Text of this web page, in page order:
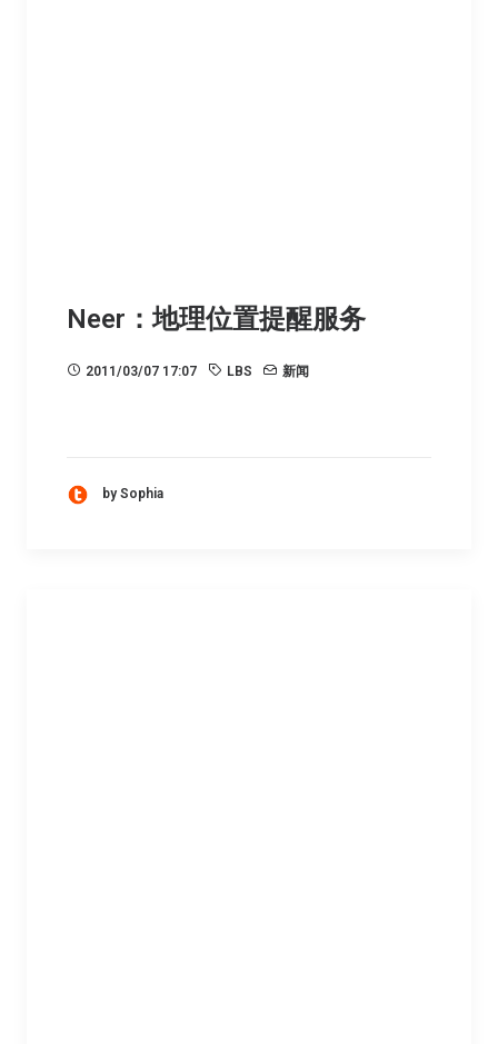
Neer：地理位置提醒服务
2011/03/07 17:07 LBS 新闻
by Sophia